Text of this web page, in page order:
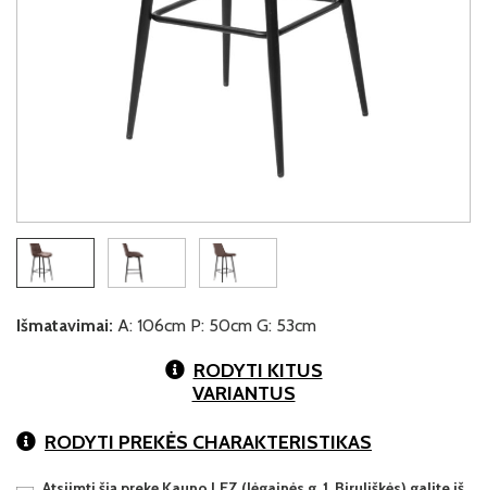
Išmatavimai: A: 106cm P: 50cm G: 53cm
RODYTI KITUS
VARIANTUS
RODYTI PREKĖS CHARAKTERISTIKAS